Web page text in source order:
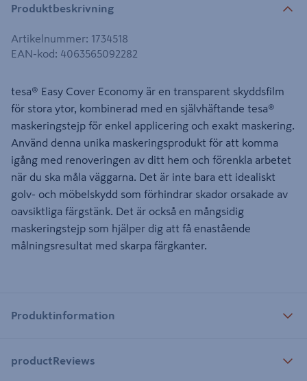
Produktbeskrivning
Artikelnummer: 1734518
EAN-kod: 4063565092282
tesa® Easy Cover Economy är en transparent skyddsfilm
för stora ytor, kombinerad med en självhäftande tesa®
maskeringstejp för enkel applicering och exakt maskering.
Använd denna unika maskeringsprodukt för att komma
igång med renoveringen av ditt hem och förenkla arbetet
när du ska måla väggarna. Det är inte bara ett idealiskt
golv- och möbelskydd som förhindrar skador orsakade av
oavsiktliga färgstänk. Det är också en mångsidig
maskeringstejp som hjälper dig att få enastående
målningsresultat med skarpa färgkanter.
Produktinformation
productReviews